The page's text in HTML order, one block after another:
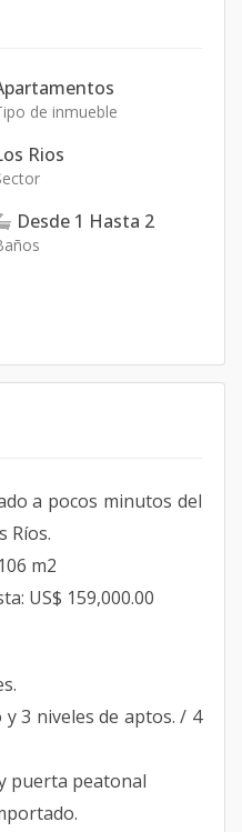
de inmueble
Rios
Desde 1 Hasta 2
a pocos minutos del
Ríos.
m2
US$ 159,000.00
3 niveles de aptos. / 4
puerta peatonal